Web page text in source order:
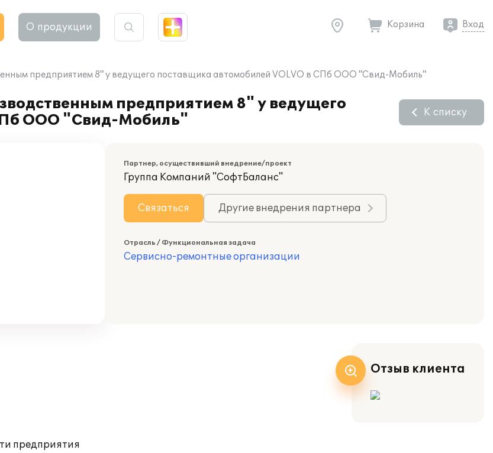
О продукции Корзина Вход
предприятием 8" у ведущего поставщика автомобилей VOLVO в СПб ООО "Свид-Мобиль"
предприятием 8" у ведущего
ООО "Свид-Мобиль"
К списку
Партнер, осуществивший внедрение/проект
Группа Компаний "СофтБаланс"
Связаться Другие внедрения партнера
Отрасль / Функциональная задача
Сервисно-ремонтные организации
предприятия
Отзыв клиента